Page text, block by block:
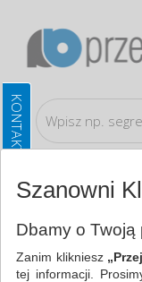
WSZYSTKIE
Szanowni
Dbamy o Twoją
Zanim klikniesz
tej informacji.